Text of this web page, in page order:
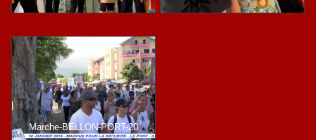
Marche-BELLON-PORT-20